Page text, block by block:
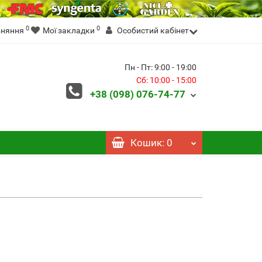
0 Мої закладки 0 Особистий кабінет
Пн - Пт: 9:00 - 19:00
Сб: 10:00 - 15:00
+38 (098) 076-74-77
Кошик: 0